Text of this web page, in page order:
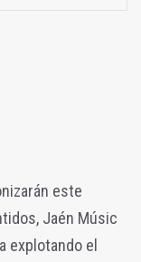
este
Jaén Músic
explotando el